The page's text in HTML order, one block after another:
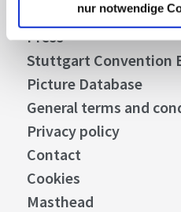
nur notwendige
Press
Stuttgart Convention
Picture Database
General terms and
Privacy policy
Contact
Cookies
Masthead